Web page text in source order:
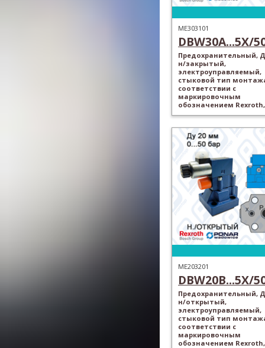
ME303101
DBW30A...5X/
Предохранительный,
н/закрытый,
электроуправляемый,
стыковой тип
соответствии с
маркировочным
обозначением
ME203201
DBW20B...5X/
Предохранительный,
н/открытый,
электроуправляемый,
стыковой тип
соответствии с
маркировочным
обозначением